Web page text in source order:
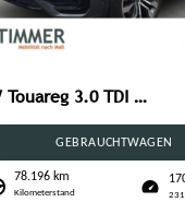
VW Touareg 3.0 TDI V6 4M R-LINE BLACK +AHK +PANO +I
GEBRAUCHTWAGEN
78.196 km
Kilometerstand 231